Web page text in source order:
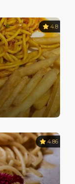
4.8
4.86